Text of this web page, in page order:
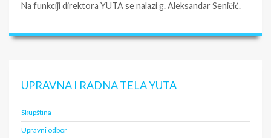
Na funkciji direktora YUTA se nalazi g. Aleksandar Seničić.
UPRAVNA I RADNA TELA YUTA
Skupština
Upravni odbor